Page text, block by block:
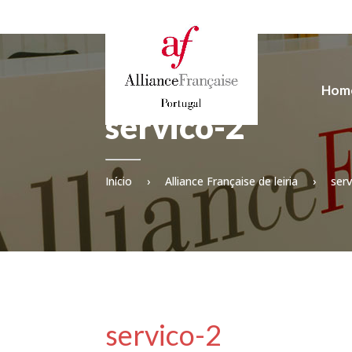
servico-2
Início › Alliance Française de leiria ›
servico-2